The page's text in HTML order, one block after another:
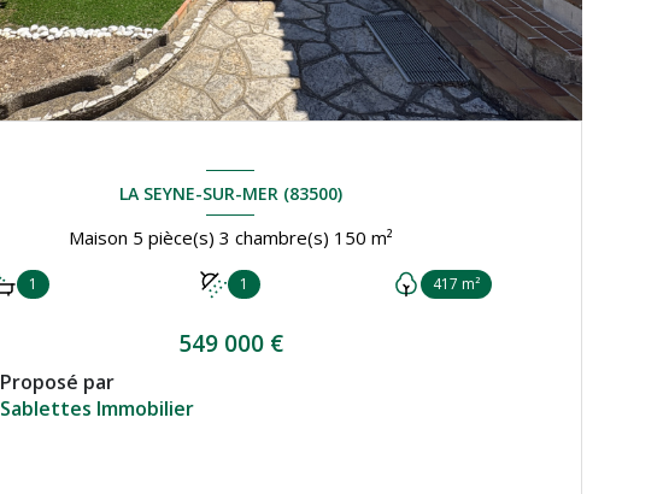
LA SEYNE-SUR-MER (83500)
Maison 5 pièce(s) 3 chambre(s) 150 m²
1 1 417 m²
549 000 €
Proposé par
Sablettes Immobilier